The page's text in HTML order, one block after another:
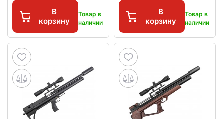
В
корзину
Товар в
наличии
В
корзину
Товар в
наличии